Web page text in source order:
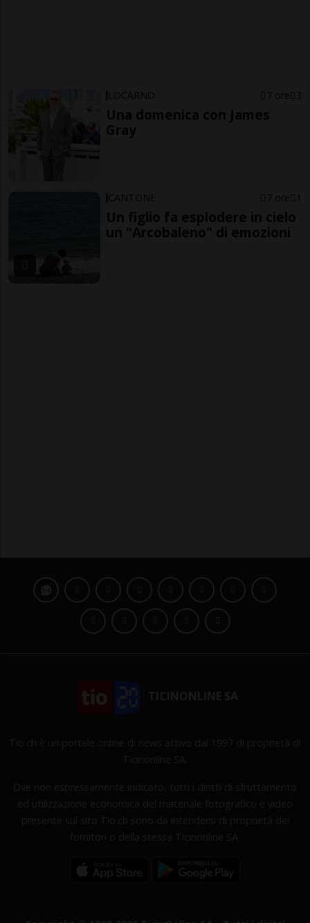
LOCARNO 7 ore 3
Una domenica con James
Gray
CANTONE 7 ore 1
Un figlio fa esplodere in cielo
un "Arcobaleno" di emozioni